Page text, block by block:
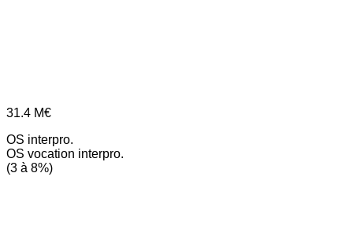
31.4 M€
OS interpro.
OS vocation interpro.
(3 à 8%)